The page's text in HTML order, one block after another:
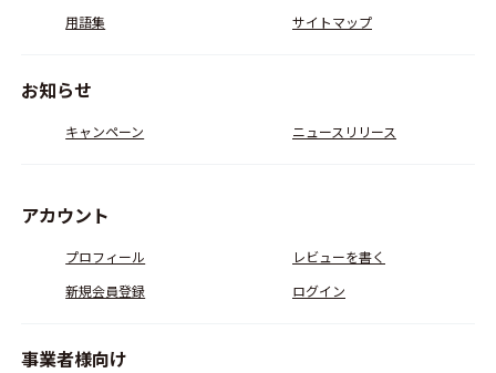
用語集
サイトマップ
お知らせ
キャンペーン ニュースリリース
アカウント
プロフィール
レビューを書く
新規会員登録
ログイン
事業者様向け